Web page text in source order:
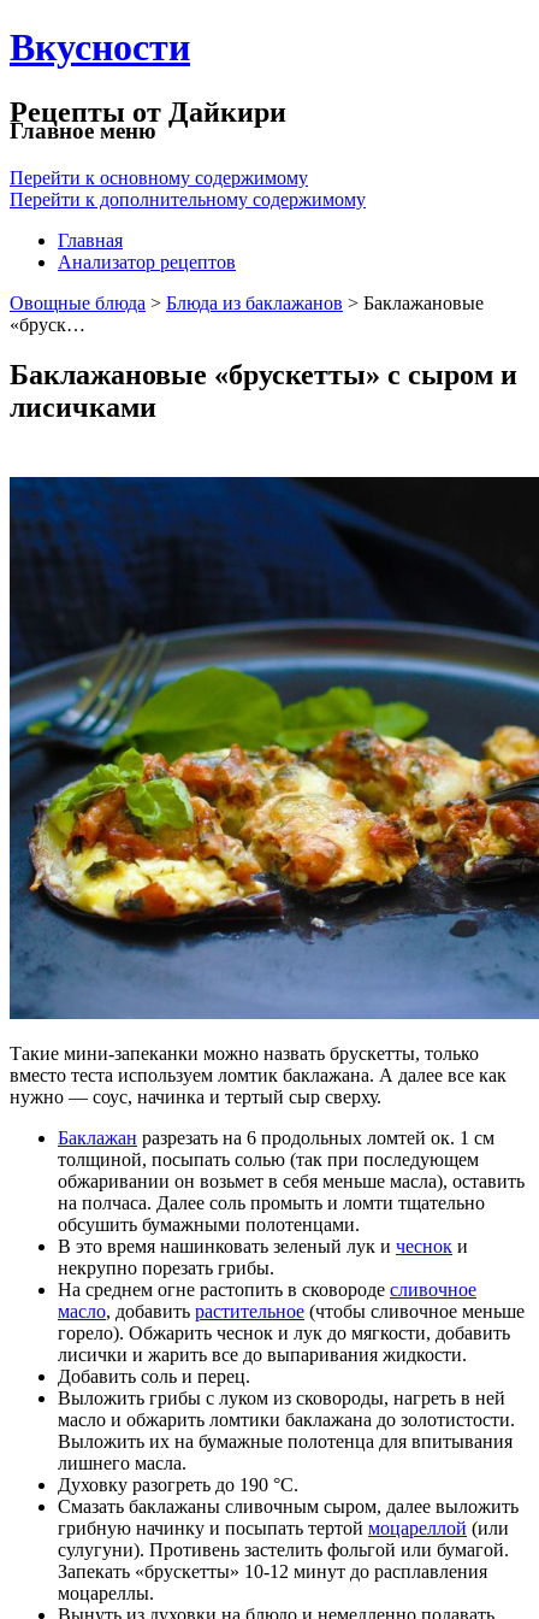
Вкусности
Рецепты от Дайкири
Главное меню
Перейти к основному содержимому
Перейти к дополнительному содержимому
Главная
Анализатор рецептов
Овощные блюда > Блюда из баклажанов > Баклажановые
«бруск…
Баклажановые «брускетты» с сыром и
лисичками
Такие мини-запеканки можно назвать брускетты, только
вместо теста используем ломтик баклажана. А далее все как
нужно — соус, начинка и тертый сыр сверху.
Баклажан разрезать на 6 продольных ломтей ок. 1 см
толщиной, посыпать солью (так при последующем
обжаривании он возьмет в себя меньше масла), оставить
на полчаса. Далее соль промыть и ломти тщательно
обсушить бумажными полотенцами.
В это время нашинковать зеленый лук и чеснок и
некрупно порезать грибы.
На среднем огне растопить в сковороде сливочное
масло, добавить растительное (чтобы сливочное меньше
горело). Обжарить чеснок и лук до мягкости, добавить
лисички и жарить все до выпаривания жидкости.
Добавить соль и перец.
Выложить грибы с луком из сковороды, нагреть в ней
масло и обжарить ломтики баклажана до золотистости.
Выложить их на бумажные полотенца для впитывания
лишнего масла.
Духовку разогреть до 190 °C.
Смазать баклажаны сливочным сыром, далее выложить
грибную начинку и посыпать тертой моцареллой (или
сулугуни). Противень застелить фольгой или бумагой.
Запекать «брускетты» 10-12 минут до расплавления
моцареллы.